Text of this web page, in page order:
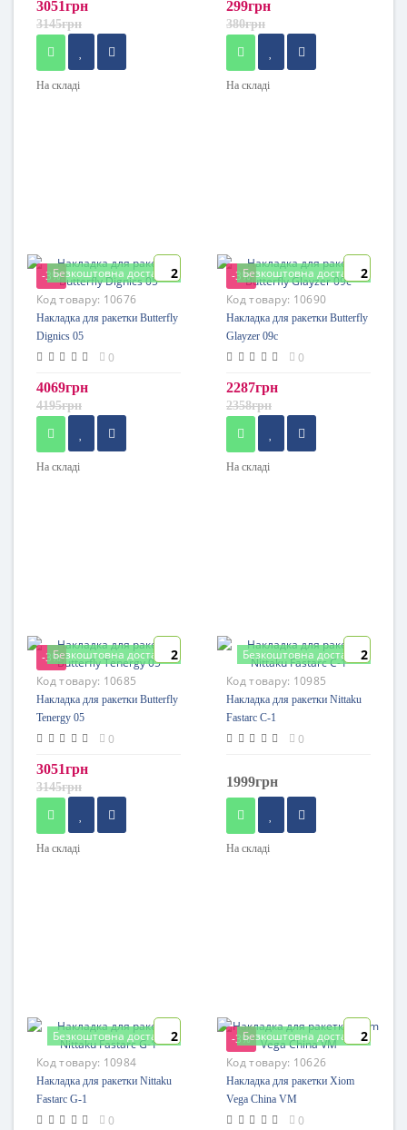
3051грн
3145грн
На складі
299грн
380грн
На складі
-3%Безкоштовна доставка2
Код товару: 10676
Накладка для ракетки Butterfly
Dignics 05
0
4069грн
4195грн
На складі
-3%Безкоштовна доставка2
Код товару: 10690
Накладка для ракетки Butterfly
Glayzer 09c
0
2287грн
2358грн
На складі
-3%Безкоштовна доставка2
Код товару: 10685
Накладка для ракетки Butterfly
Tenergy 05
0
3051грн
3145грн
На складі
Безкоштовна доставка2
Код товару: 10985
Накладка для ракетки Nittaku
Fastarc C-1
0
1999грн
На складі
Безкоштовна доставка2
Код товару: 10984
Накладка для ракетки Nittaku
Fastarc G-1
0
-3%Безкоштовна доставка2
Код товару: 10626
Накладка для ракетки Xiom
Vega China VM
0